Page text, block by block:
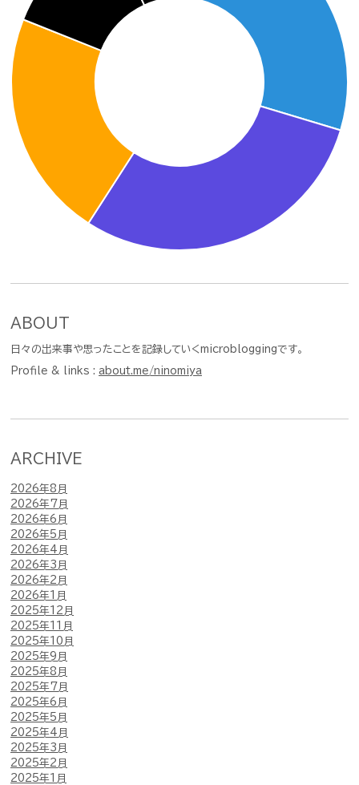
ABOUT
日々の出来事や思ったことを記録していくmicrobloggingです。
Profile & links : about.me/ninomiya
ARCHIVE
2026年8月
2026年7月
2026年6月
2026年5月
2026年4月
2026年3月
2026年2月
2026年1月
2025年12月
2025年11月
2025年10月
2025年9月
2025年8月
2025年7月
2025年6月
2025年5月
2025年4月
2025年3月
2025年2月
2025年1月